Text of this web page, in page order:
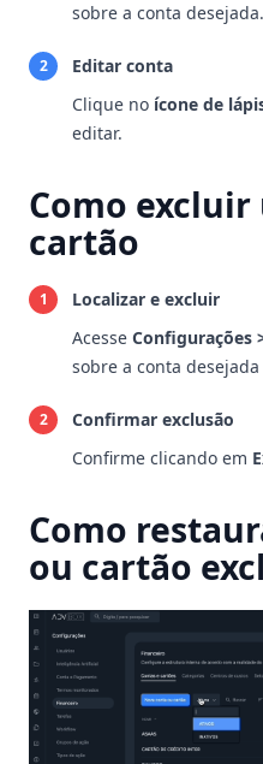
sobre a conta desejada.
2
Editar conta
Clique no ícone de
editar.
Como
cartão
1
Localizar e excluir
Acesse Configurações
sobre a conta
2
Confirmar exclusão
Confirme clicando em
Como
ou cartão